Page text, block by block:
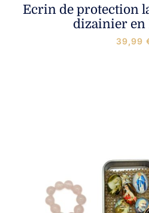
Ecrin de protection
dizainier en
39,99